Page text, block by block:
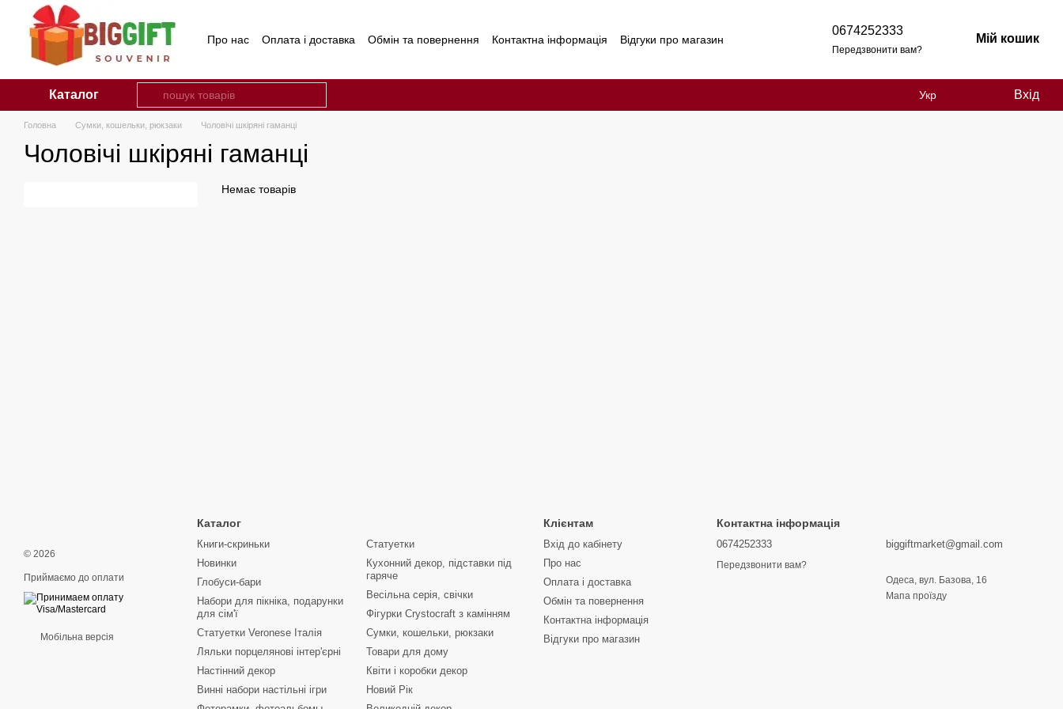
Перейти до основного контенту
Про нас Оплата і доставка Обмін та повернення Контактна інформація Відгуки про магазин
0674252333
Передзвонити вам?
Мій кошик
Каталог Укр Вхід
Головна Сумки, кошельки, рюкзаки Чоловічі шкіряні гаманці
Чоловічі шкіряні гаманці
Немає товарів
© 2026
Приймаємо до оплати
Мобільна версія
Каталог
Книги-скриньки
Новинки
Глобуси-бари
Набори для пікніка, подарунки
для сім'ї
Статуетки Veronese Італія
Ляльки порцелянові інтер'єрні
Настінний декор
Винні набори настільні ігри
Статуетки
Кухонний декор, підставки під
гаряче
Весільна серія, свічки
Фігурки Crystocraft з камінням
Сумки, кошельки, рюкзаки
Товари для дому
Квіти і коробки декор
Новий Рік
Клієнтам
Вхід до кабінету
Про нас
Оплата і доставка
Обмін та повернення
Контактна інформація
Відгуки про магазин
Контактна інформація
0674252333
Передзвонити вам?
biggiftmarket@gmail.com
Одеса, вул. Базова, 16
Мапа проїзду